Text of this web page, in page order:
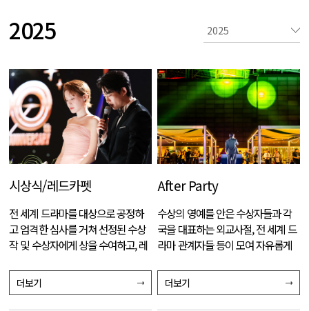
2025
시상식/레드카펫
전 세계 드라마를 대상으로 공정하
고 엄격한 심사를 거쳐 선정된 수상
작 및 수상자에게 상을 수여하고, 레
는 국제 드라마 페스티벌이다.
더보기
After Party
수상의 영예를 안은 수상자들과 각
국을 대표하는 외교사절, 전 세계 드
라마 관계자들 등이 모여 자유롭게
더보기